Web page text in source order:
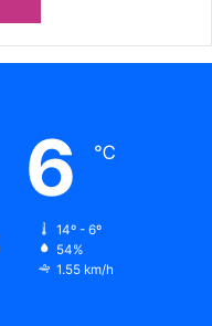
6 ℃
14º - 6º
54%
1.55 km/h